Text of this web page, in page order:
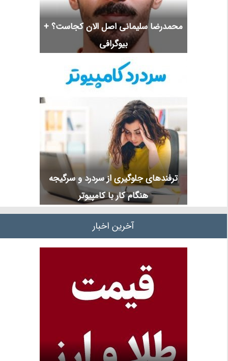
محمدرضا سلیمانی اصل الان کجاست؟ +
بیوگرافی
ترفندهای جلوگیری از سردرد و سرگیجه
هنگام کار با کامپیوتر
آخرین اخبار